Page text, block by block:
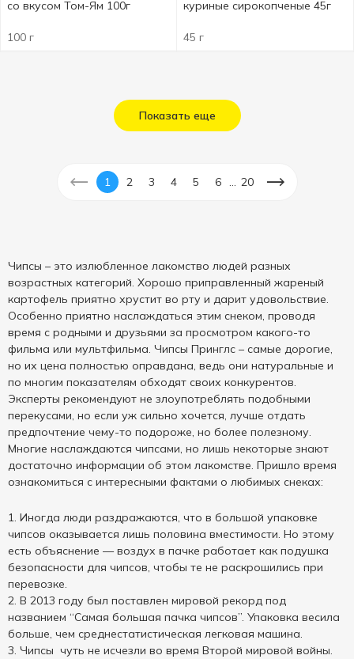
со вкусом Том-Ям 100г
100 г
куриные сирокопченые 45г
45 г
Показать еще
1 2 3 4 5 6 20
Чипсы – это излюбленное лакомство людей разных
возрастных категорий. Хорошо приправленный жареный
картофель приятно хрустит во рту и дарит удовольствие.
Особенно приятно наслаждаться этим снеком, проводя
время с родными и друзьями за просмотром какого-то
фильма или мультфильма. Чипсы Принглс – самые дорогие,
но их цена полностью оправдана, ведь они натуральные и
по многим показателям обходят своих конкурентов.
Эксперты рекомендуют не злоупотреблять подобными
перекусами, но если уж сильно хочется, лучше отдать
предпочтение чему-то подороже, но более полезному.
Многие наслаждаются чипсами, но лишь некоторые знают
достаточно информации об этом лакомстве. Пришло время
ознакомиться с интересными фактами о любимых снеках:
Иногда люди раздражаются, что в большой упаковке
чипсов оказывается лишь половина вместимости. Но этому
есть объяснение — воздух в пачке работает как подушка
безопасности для чипсов, чтобы те не раскрошились при
перевозке.
В 2013 году был поставлен мировой рекорд под
названием “Самая большая пачка чипсов”. Упаковка весила
больше, чем среднестатистическая легковая машина.
Чипсы чуть не исчезли во время Второй мировой войны.